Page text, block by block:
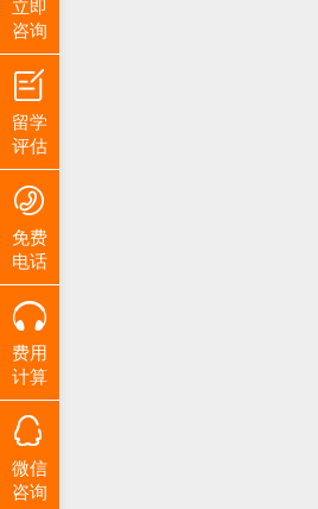
立即
咨询
留学
评估
免费
电话
费用
计算
微信
咨询